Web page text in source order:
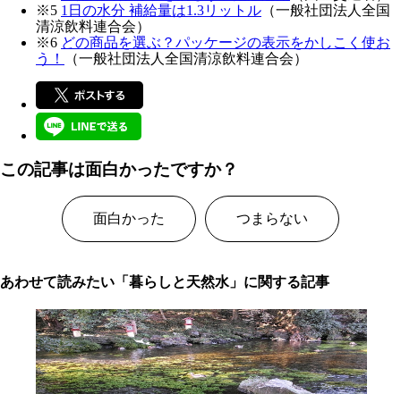
※5 1日の水分 補給量は1.3リットル （一般社団法人全国
清涼飲料連合会）
※6 どの商品を選ぶ？パッケージの表示をかしこく使お
う！
（一般社団法人全国清涼飲料連合会）
この記事は面白かったですか？
面白かった つまらない
あわせて読みたい「暮らしと天然水」に関する記事